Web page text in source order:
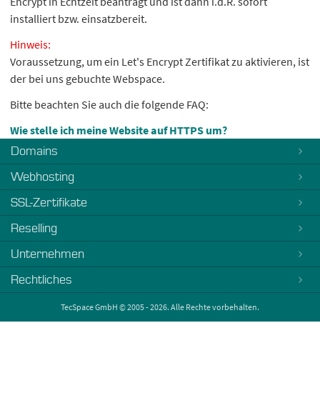
installiert bzw. einsatzbereit.
Hinweis:
Voraussetzung, um ein Let's Encrypt Zertifikat zu aktivieren, ist
der bei uns gebuchte Webspace.
Bitte beachten Sie auch die folgende FAQ:
Wie stelle ich meine Website auf HTTPS um?
Domains
Webhosting
SSL-Zertifikate
Reselling
Unternehmen
Rechtliches
TecSpace GmbH © 2005 - 2026. Alle Rechte vorbehalten.